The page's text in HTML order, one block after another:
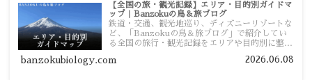
【全国の旅・観光記録】エリア・目的別ガイドマ
ップ｜Banzokuの鳥＆旅ブログ
鉄道・交通、観光地巡り、ディズニーリゾートな
ど、「Banzokuの鳥＆旅ブログ」で紹介してい
る全国の旅行・観光記録をエリアや目的別に整理
ガイドマップからスムーズに見つけていただけま
banzokubiology.com 2026.06.08